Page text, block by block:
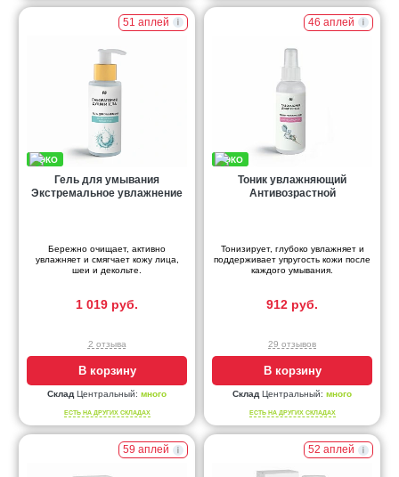
51 аплей
Гель для умывания
Экстремальное увлажнение
Бережно очищает, активно
увлажняет и смягчает кожу лица,
шеи и декольте.
1 019 руб.
2 отзыва
В корзину
Склад Центральный: много
ЕСТЬ НА ДРУГИХ СКЛАДАХ
46 аплей
Тоник увлажняющий
Антивозрастной
Тонизирует, глубоко увлажняет и
поддерживает упругость кожи после
каждого умывания.
912 руб.
29 отзывов
В корзину
Склад Центральный: много
ЕСТЬ НА ДРУГИХ СКЛАДАХ
59 аплей 52 аплей